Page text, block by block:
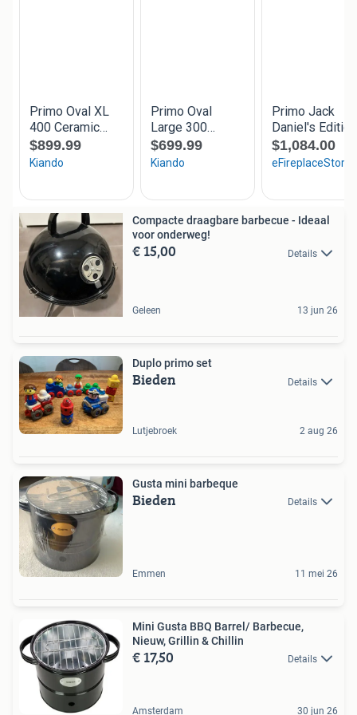
Compacte draagbare barbecue - Ideaal
voor onderweg!
€ 15,00 Details
Geleen 13 jun 26
Duplo primo set
Bieden Details
Lutjebroek 2 aug 26
Gusta mini barbeque
Bieden Details
Emmen 11 mei 26
Mini Gusta BBQ Barrel/ Barbecue,
Nieuw, Grillin & Chillin
€ 17,50 Details
Amsterdam 30 jun 26